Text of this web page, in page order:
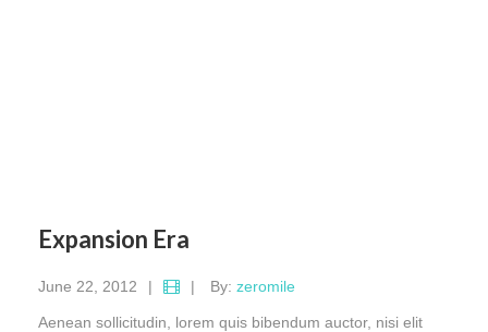
Expansion Era
June 22, 2012 | | By: zeromile
Aenean sollicitudin, lorem quis bibendum auctor, nisi elit